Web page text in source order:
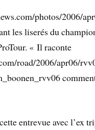
photos/2006/
les liserés du
« Il raconte
road/2006/apr06/
entrevue avec l’ex